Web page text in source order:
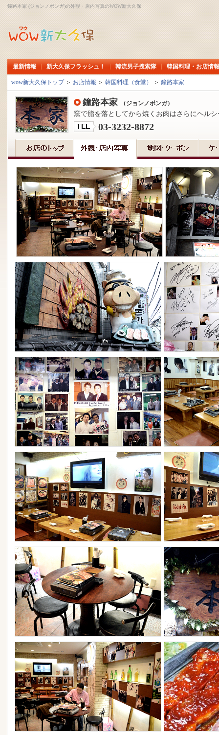
鐘路本家 (ジョンノボンガ)の外観・店内写真のWOW新大久保
最新情報 新大久保フラッシュ！ 韓流男子捜索隊 韓国料理・お店情報
wow新大久保トップ＞ お店情報 ＞ 韓国料理（食堂） ＞ 鐘路本家
鐘路本家 （ジョンノボンガ）
窯で脂を落としてから焼くお肉はさらにヘル
03-3232-8872